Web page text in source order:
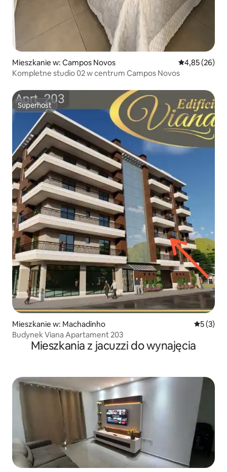
Mieszkanie w: Campos Novos Średnia
4,85 (26)
Kompletne studio 02 w centrum Campos Novos
Superhost
Superhost
Mieszkanie w: Machadinho Średnia
5 (3)
Budynek Viana Apartament 203
Mieszkania z jacuzzi do wynajęcia